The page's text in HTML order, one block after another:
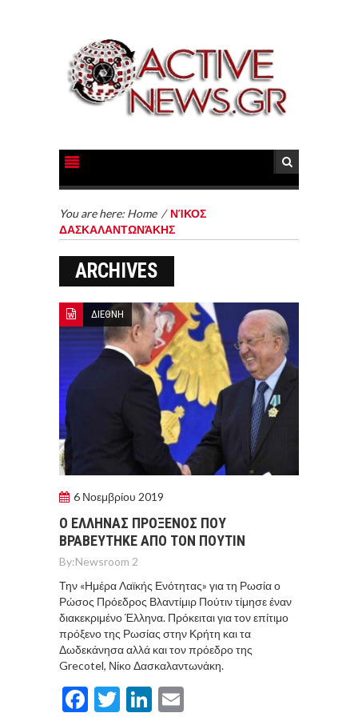
You are here: Home / ΝΊΚΟΣ
ΔΑΣΚΑΛΑΝΤΩΝΆΚΗΣ
ARCHIVES
ΔΙΕΘΝΗ
6 Νοεμβρίου 2019
Ο ΕΛΛΗΝΑΣ ΠΡΟΞΕΝΟΣ ΠΟΥ
ΒΡΑΒΕΥΤΗΚΕ ΑΠΟ ΤΟΝ ΠΟΥΤΙΝ
By:Newsroom 2
Την «Ημέρα Λαϊκής Ενότητας» για τη Ρωσία ο
Ρώσος Πρόεδρος Βλαντίμιρ Πούτιν τίμησε έναν
διακεκριμένο Έλληνα. Πρόκειται για τον επίτιμο
πρόξενο της Ρωσίας στην Κρήτη και τα
Δωδεκάνησα αλλά και τον πρόεδρο της
Grecotel, Νίκο Δασκαλαντωνάκη.
Facebook
TwitterLinkedIn